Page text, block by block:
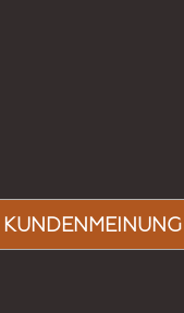
KUNDENMEINUNG